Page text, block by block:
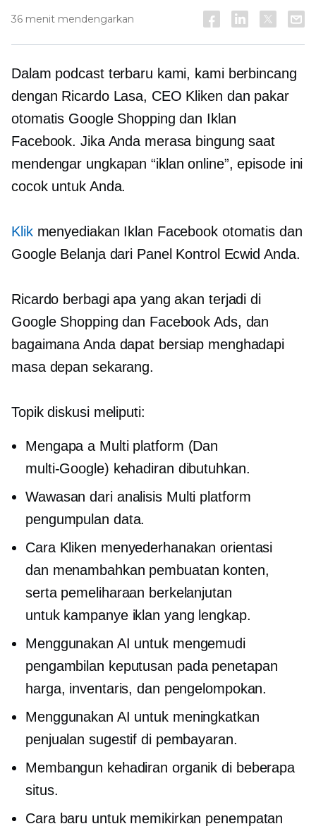
36 menit mendengarkan
Dalam podcast terbaru kami, kami berbincang
dengan Ricardo Lasa, CEO Kliken dan pakar
otomatis Google Shopping dan Iklan
Facebook. Jika Anda merasa bingung saat
mendengar ungkapan “iklan online”, episode ini
cocok untuk Anda.
Klikmenyediakan Iklan Facebook otomatis dan
Google Belanja dari Panel Kontrol Ecwid Anda.
Ricardo berbagi apa yang akan terjadi di
Google Shopping dan Facebook Ads, dan
bagaimana Anda dapat bersiap menghadapi
masa depan sekarang.
Topik diskusi meliputi:
Mengapa a Multi platform (Dan
multi-Google) kehadiran dibutuhkan.
Wawasan dari analisis Multi platform
pengumpulan data.
Cara Kliken menyederhanakan orientasi
dan menambahkan pembuatan konten,
serta pemeliharaan berkelanjutan
untuk kampanye iklan yang lengkap.
Menggunakan AI untuk mengemudi
pengambilan keputusan pada penetapan
harga, inventaris, dan pengelompokan.
Menggunakan AI untuk meningkatkan
penjualan sugestif di pembayaran.
Membangun kehadiran organik di beberapa
situs.
Cara baru untuk memikirkan penempatan